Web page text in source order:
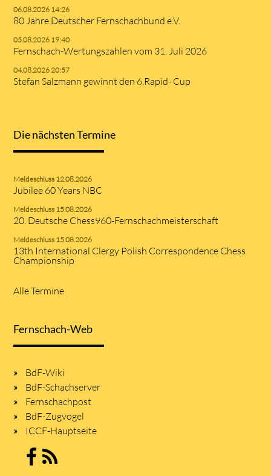
06.08.2026 14:26
80 Jahre Deutscher Fernschachbund e.V.
05.08.2026 19:40
Fernschach-Wertungszahlen vom 31. Juli 2026
04.08.2026 20:57
Stefan Salzmann gewinnt den 6.Rapid- Cup
Die nächsten Termine
Meldeschluss 12.08.2026
Jubilee 60 Years NBC
Meldeschluss 15.08.2026
20. Deutsche Chess960-Fernschachmeisterschaft
Meldeschluss 15.08.2026
13th International Clergy Polish Correspondence Chess
Championship
Alle Termine
Fernschach-Web
BdF-Wiki
BdF-Schachserver
Fernschachpost
BdF-Zugvogel
ICCF-Hauptseite